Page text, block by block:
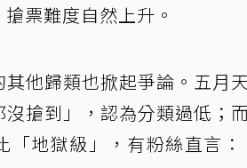
票難度自然上升。
他歸類也掀起爭論。五月
搶到」，認為分類過低；
「地獄級」，有粉絲直言